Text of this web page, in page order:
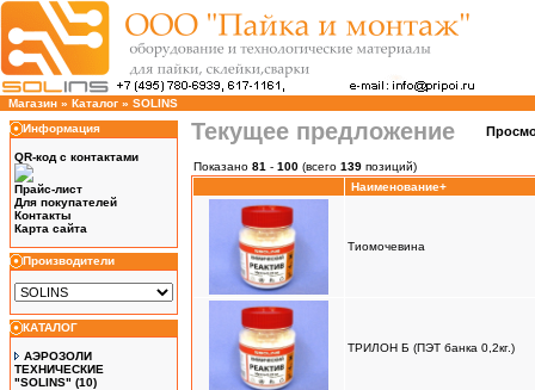
Магазин » Каталог » SOLINS
Информация
QR-код с контактами
Прайс-лист
Для покупателей
Контакты
Карта сайта
Производители
КАТАЛОГ
АЭРОЗОЛИ
ТЕХНИЧЕСКИЕ
"SOLINS" (10)
Текущее предложение
Показано 81 - 100 (всего 139 позиций)
Наименование+
Тиомочевина
ТРИЛОН Б (ПЭТ банка 0,2кг.)